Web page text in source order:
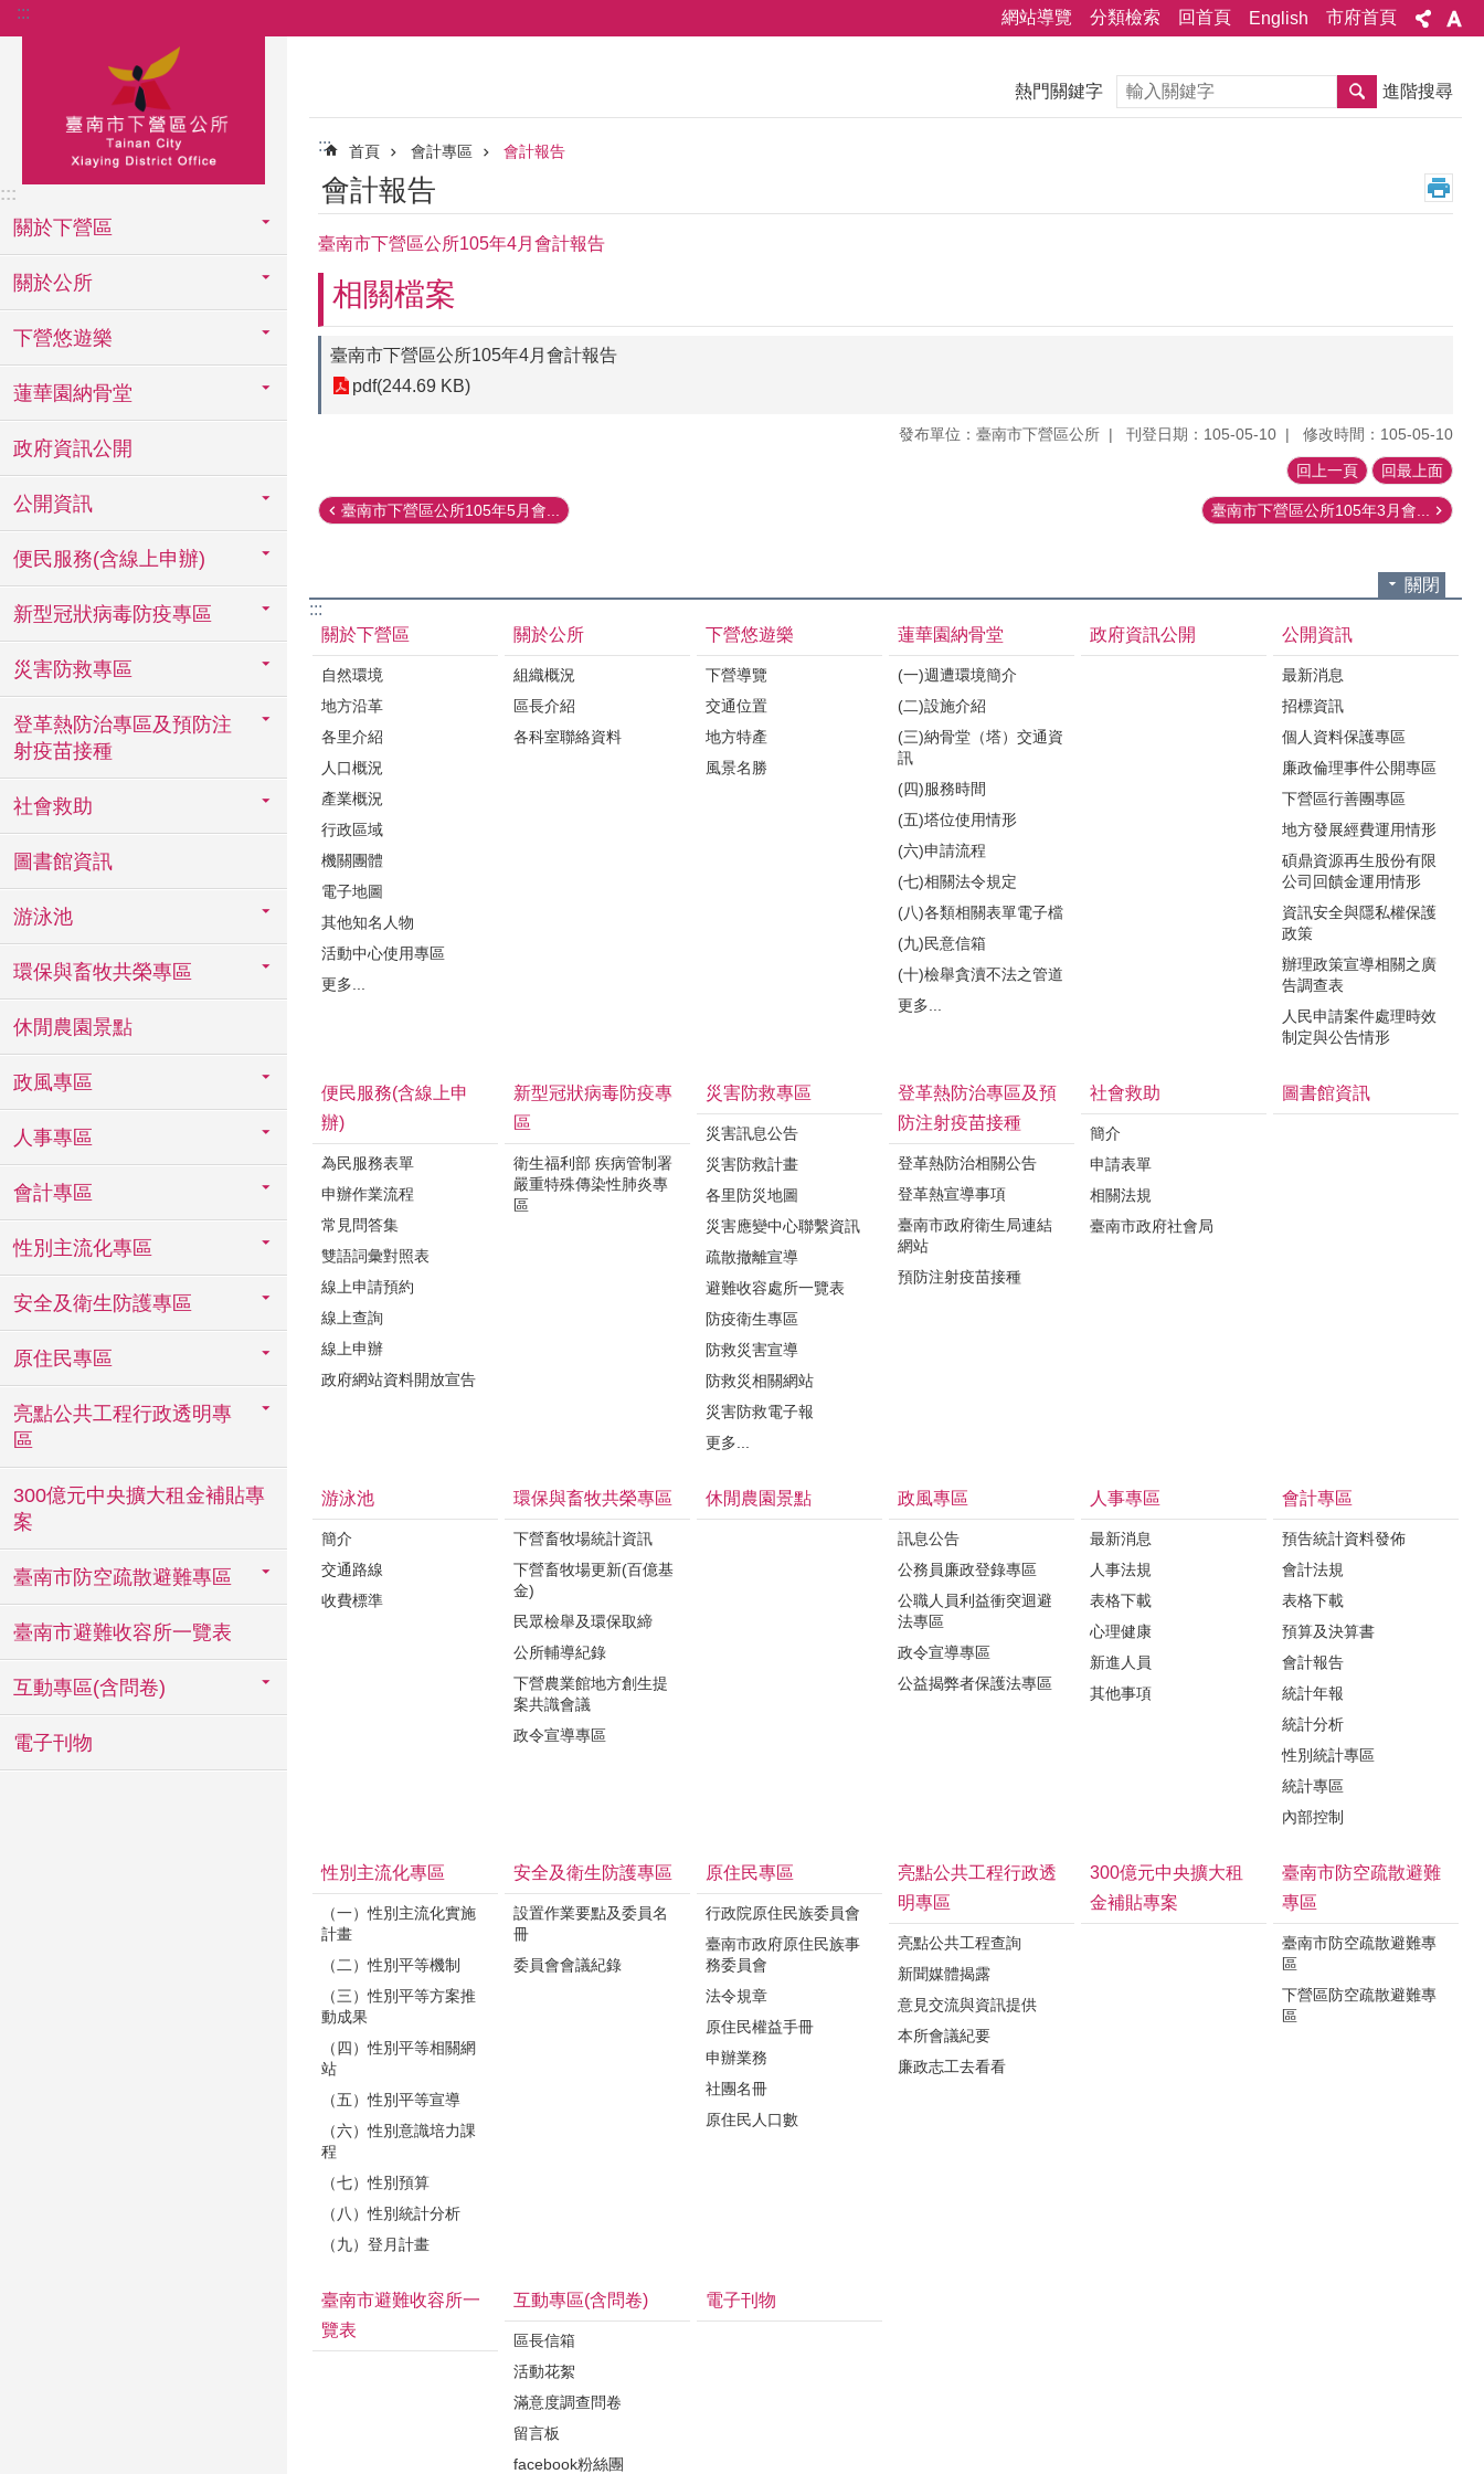
跳到主要內容區塊
::: 網站導覽 分類檢索 回首頁 English 市府首頁
:::
關於下營區
關於公所
下營悠遊樂
蓮華園納骨堂
政府資訊公開
公開資訊
便民服務(含線上申辦)
新型冠狀病毒防疫專區
災害防救專區
登革熱防治專區及預防注
射疫苗接種
社會救助
圖書館資訊
游泳池
環保與畜牧共榮專區
休閒農園景點
政風專區
人事專區
會計專區
性別主流化專區
安全及衛生防護專區
原住民專區
亮點公共工程行政透明專
區
300億元中央擴大租金補貼專
案
臺南市防空疏散避難專區
臺南市避難收容所一覽表
互動專區(含問卷)
電子刊物
熱門關鍵字 搜尋 進階搜尋
::: 首頁 會計專區 會計報告
會計報告
臺南市下營區公所105年4月會計報告
相關檔案
臺南市下營區公所105年4月會計報告
pdf(244.69 KB)
發布單位：臺南市下營區公所 刊登日期：105-05-10 修改時間：105-05-10
回上一頁 回最上面
臺南市下營區公所105年5月會... 臺南市下營區公所105年3月會...
關閉
:::
關於下營區
自然環境
地方沿革
各里介紹
人口概況
產業概況
行政區域
機關團體
電子地圖
其他知名人物
活動中心使用專區
更多...
關於公所
組織概況
區長介紹
各科室聯絡資料
下營悠遊樂
下營導覽
交通位置
地方特產
風景名勝
蓮華園納骨堂
(一)週遭環境簡介
(二)設施介紹
(三)納骨堂（塔）交通資
訊
(四)服務時間
(五)塔位使用情形
(六)申請流程
(七)相關法令規定
(八)各類相關表單電子檔
(九)民意信箱
(十)檢舉貪瀆不法之管道
更多...
政府資訊公開 公開資訊
最新消息
招標資訊
個人資料保護專區
廉政倫理事件公開專區
下營區行善團專區
地方發展經費運用情形
碩鼎資源再生股份有限
公司回饋金運用情形
資訊安全與隱私權保護
政策
辦理政策宣導相關之廣
告調查表
人民申請案件處理時效
制定與公告情形
便民服務(含線上申
辦)
為民服務表單
申辦作業流程
常見問答集
雙語詞彙對照表
線上申請預約
線上查詢
線上申辦
政府網站資料開放宣告
新型冠狀病毒防疫專
區
衛生福利部 疾病管制署
嚴重特殊傳染性肺炎專
區
災害防救專區
災害訊息公告
災害防救計畫
各里防災地圖
災害應變中心聯繫資訊
疏散撤離宣導
避難收容處所一覽表
防疫衛生專區
防救災害宣導
防救災相關網站
災害防救電子報
更多...
登革熱防治專區及預
防注射疫苗接種
登革熱防治相關公告
登革熱宣導事項
臺南市政府衛生局連結
網站
預防注射疫苗接種
社會救助
簡介
申請表單
相關法規
臺南市政府社會局
圖書館資訊
游泳池
簡介
交通路線
收費標準
環保與畜牧共榮專區
下營畜牧場統計資訊
下營畜牧場更新(百億基
金)
民眾檢舉及環保取締
公所輔導紀錄
下營農業館地方創生提
案共識會議
政令宣導專區
休閒農園景點 政風專區
訊息公告
公務員廉政登錄專區
公職人員利益衝突迴避
法專區
政令宣導專區
公益揭弊者保護法專區
人事專區
最新消息
人事法規
表格下載
心理健康
新進人員
其他事項
會計專區
預告統計資料發佈
會計法規
表格下載
預算及決算書
會計報告
統計年報
統計分析
性別統計專區
統計專區
內部控制
性別主流化專區
（一）性別主流化實施
計畫
（二）性別平等機制
（三）性別平等方案推
動成果
（四）性別平等相關網
站
（五）性別平等宣導
（六）性別意識培力課
程
（七）性別預算
（八）性別統計分析
（九）登月計畫
安全及衛生防護專區
設置作業要點及委員名
冊
委員會會議紀錄
原住民專區
行政院原住民族委員會
臺南市政府原住民族事
務委員會
法令規章
原住民權益手冊
申辦業務
社團名冊
原住民人口數
亮點公共工程行政透
明專區
亮點公共工程查詢
新聞媒體揭露
意見交流與資訊提供
本所會議紀要
廉政志工去看看
300億元中央擴大租
金補貼專案
臺南市防空疏散避難
專區
臺南市防空疏散避難專
區
下營區防空疏散避難專
區
臺南市避難收容所一
覽表
互動專區(含問卷)
區長信箱
活動花絮
滿意度調查問卷
留言板
facebook粉絲團
電子刊物